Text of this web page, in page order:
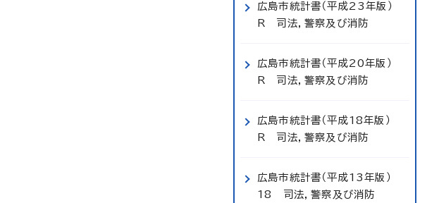
広島市統計書（平成23年版）
R 司法，警察及び消防
広島市統計書（平成20年版）
R 司法，警察及び消防
広島市統計書（平成18年版）
R 司法，警察及び消防
広島市統計書（平成13年版）
18 司法，警察及び消防